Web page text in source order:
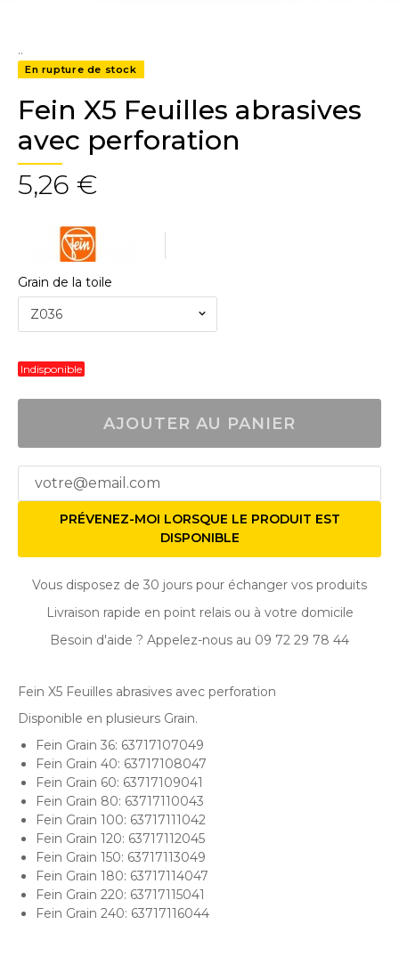
..
En rupture de stock
Fein X5 Feuilles abrasives
avec perforation
5,26 €
Grain de la toile
Z036
Indisponible
AJOUTER AU PANIER
PRÉVENEZ-MOI LORSQUE LE PRODUIT EST
DISPONIBLE
Vous disposez de 30 jours pour échanger vos produits
Livraison rapide en point relais ou à votre domicile
Besoin d'aide ? Appelez-nous au 09 72 29 78 44
Fein X5 Feuilles abrasives avec perforation
Disponible en plusieurs Grain.
Fein Grain 36: 63717107049
Fein Grain 40: 63717108047
Fein Grain 60: 63717109041
Fein Grain 80: 63717110043
Fein Grain 100: 63717111042
Fein Grain 120: 63717112045
Fein Grain 150: 63717113049
Fein Grain 180: 63717114047
Fein Grain 220: 63717115041
Fein Grain 240: 63717116044